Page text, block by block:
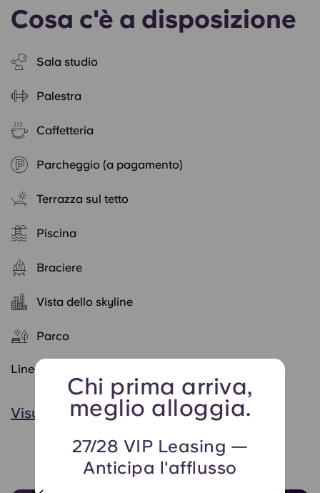
Chi prima arriva,
meglio alloggia.
27/28 VIP Leasing —
Anticipa l'afflusso
Cosa c'è a disposizione
Sala studio
Palestra
Caffetteria
Parcheggio (a pagamento)
Terrazza sul tetto
Piscina
Braciere
Vista dello skyline
Parco
Linea di assistenza attiva 24 ore su 24
Visualizza tutto